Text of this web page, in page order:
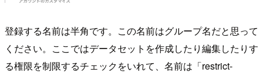
登録する名前は半角です。この名前はグループ名だと思って
ください。ここではデータセットを作成したり編集したりす
る権限を制限するチェックをいれて、名前は「restrict-